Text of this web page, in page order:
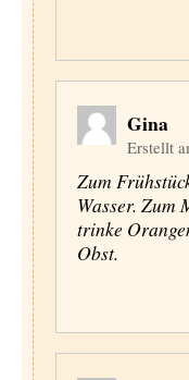
Gina
Erstellt
Zum
Wasser. Zum
trinke
Obst.